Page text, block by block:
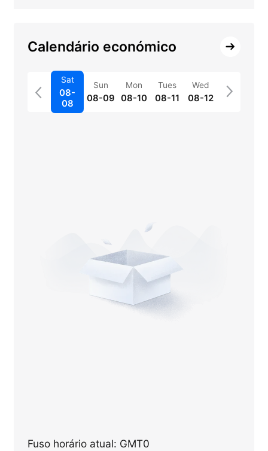
Calendário económico
Sat
08-
08
Sun
08-09
Mon
08-10
Tues
08-11
Wed
08-12
Fuso horário atual: GMT0